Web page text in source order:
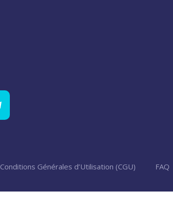
Conditions Générales d’Utilisation (CGU) FAQ